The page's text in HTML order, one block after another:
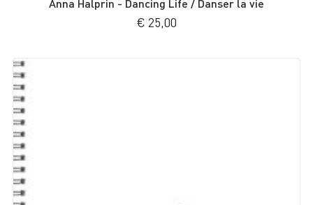
Anna Halprin - Dancing Life / Danser la vie
€ 25,00